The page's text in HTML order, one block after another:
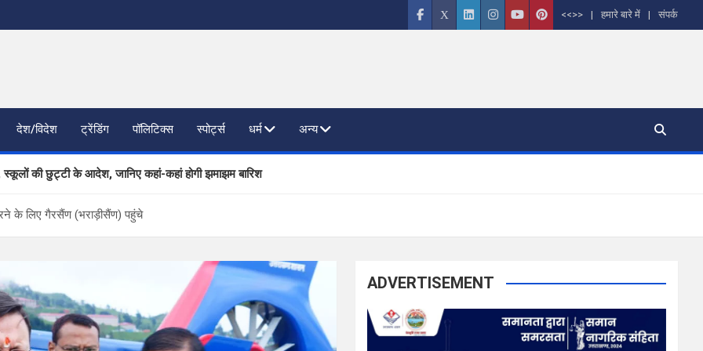
<<>> हमारे बारे में संपर्क
देश/विदेश ट्रेंडिंग पॉलिटिक्स स्पोर्ट्स धर्म अन्य
स्कूलों की छुट्टी के आदेश, जानिए कहां-कहां होगी झमाझम बारिश
दलों से SIR पर फीडबैक
कंपनियां लेंगी साक्षात्कार; 559 पदों पर होगा चयन
ने वैश्विक स्तर पर संस्कृत के प्रसार को दिया नया आयाम
के लिए गैरसैंण (भराड़ीसैंण) पहुंचे
ADVERTISEMENT